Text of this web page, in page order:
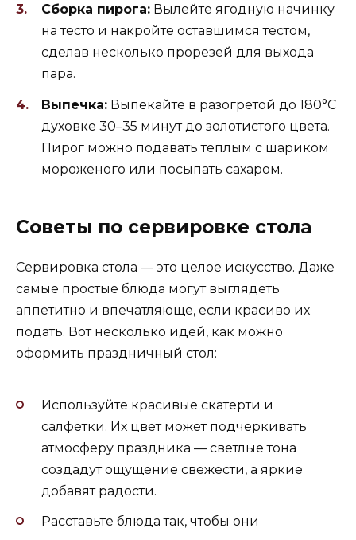
Сборка пирога: Вылейте ягодную начинку
на тесто и накройте оставшимся тестом,
сделав несколько прорезей для выхода
пара.
Выпечка: Выпекайте в разогретой до 180°C
духовке 30–35 минут до золотистого цвета.
Пирог можно подавать теплым с шариком
мороженого или посыпать сахаром.
Советы по сервировке стола
Сервировка стола — это целое искусство. Даже
самые простые блюда могут выглядеть
аппетитно и впечатляюще, если красиво их
подать. Вот несколько идей, как можно
оформить праздничный стол:
Используйте красивые скатерти и
салфетки. Их цвет может подчеркивать
атмосферу праздника — светлые тона
создадут ощущение свежести, а яркие
добавят радости.
Расставьте блюда так, чтобы они